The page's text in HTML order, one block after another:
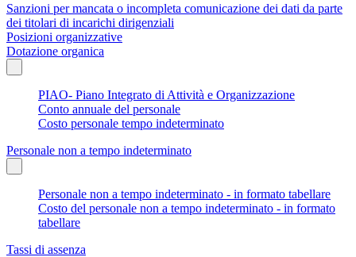
Sanzioni per mancata o incompleta comunicazione dei dati da parte
dei titolari di incarichi dirigenziali
Posizioni organizzative
Dotazione organica
PIAO- Piano Integrato di Attività e Organizzazione
Conto annuale del personale
Costo personale tempo indeterminato
Personale non a tempo indeterminato
Personale non a tempo indeterminato - in formato tabellare
Costo del personale non a tempo indeterminato - in formato
tabellare
Tassi di assenza